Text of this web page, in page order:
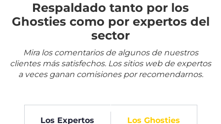
Respaldado tanto por los
Ghosties como por expertos del
sector
Mira los comentarios de algunos de nuestros
clientes más satisfechos. Los sitios web de expertos
a veces ganan comisiones por recomendarnos.
Los Expertos Los Ghosties